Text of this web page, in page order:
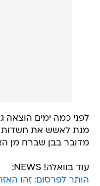
לפני כמה ימים הוצאה
מנת לאשש את חשדות
מדובר בבן שברח מן הארץ
עוד בוואלה! NEWS:
הותר לפרסום: זהו